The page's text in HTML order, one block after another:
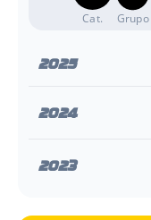
Cat. Grupo
2025
2024
2023